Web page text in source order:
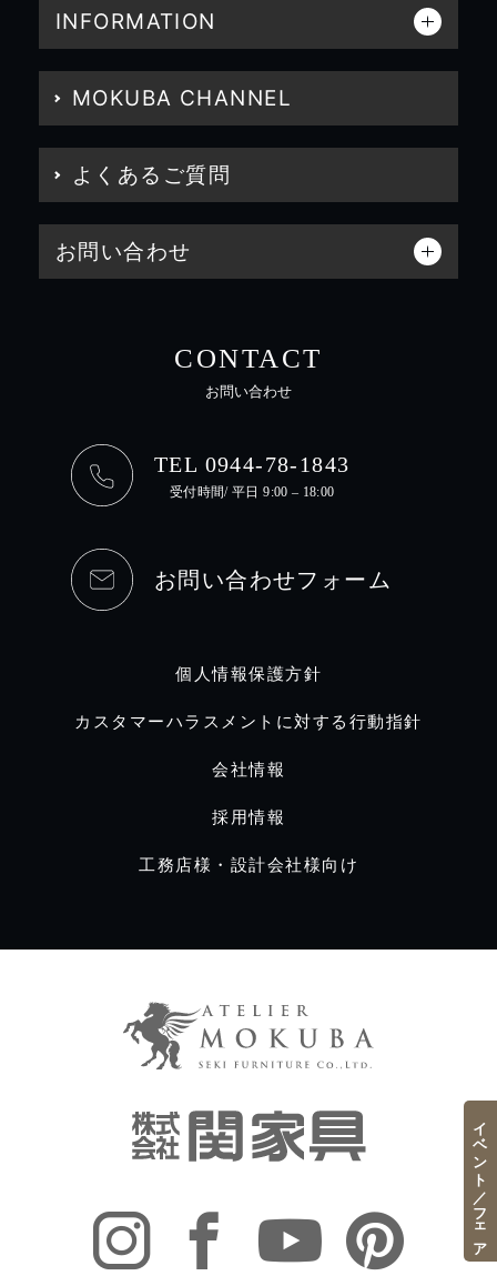
INFORMATION
MOKUBA CHANNEL
よくあるご質問
お問い合わせ
CONTACT
お問い合わせ
TEL 0944-78-1843
受付時間/ 平日 9:00 – 18:00
お問い合わせフォーム
個人情報保護方針
カスタマーハラスメントに対する行動指針
会社情報
採用情報
工務店様・設計会社様向け
イベント／フェア